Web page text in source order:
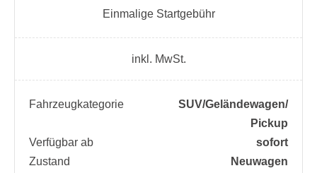
Einmalige Startgebühr
inkl. MwSt.
Fahrzeugkategorie
SUV/​Geländewagen/​
Pickup
Verfügbar ab
sofort
Zustand
Neuwagen